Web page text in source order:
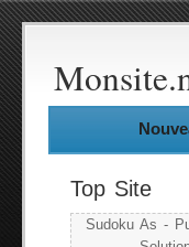
Top Site
Sudoku As -